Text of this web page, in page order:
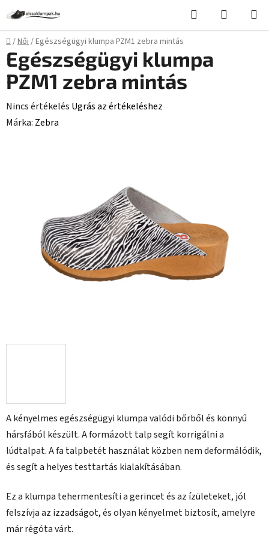
fő
tartalomhoz
Keresés KOSÁR
Kezdőlap
/Női/Egészségügyi klumpa PZM1 zebra mintás
A kényelmes egészségügyi klumpa valódi bőrből és könnyű
hársfából készült. A formázott talp segít korrigálni a
lúdtalpat. A fa talpbetét használat közben nem deformálódik,
és segít a helyes testtartás kialakításában.
Ez a klumpa tehermentesíti a gerincet és az ízületeket, jól
felszívja az izzadságot, és olyan kényelmet biztosít, amelyre
már régóta várt.
Egészségügyi klumpa
PZM1 zebra mintás
A
termék
Nincs értékelés Ugrás az értékeléshez
Márka: Zebra